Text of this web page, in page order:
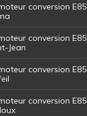
conversion E85
conversion E85
Jean
conversion E85
conversion E85